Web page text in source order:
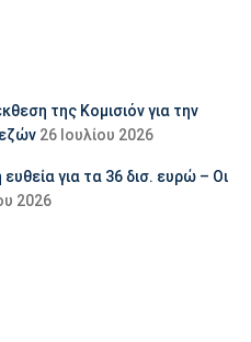
της Κομισιόν για την
26 Ιουλίου 2026
για τα 36 δισ. ευρώ – Οι
2026